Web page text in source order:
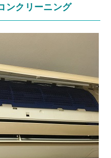
ンクリーニング